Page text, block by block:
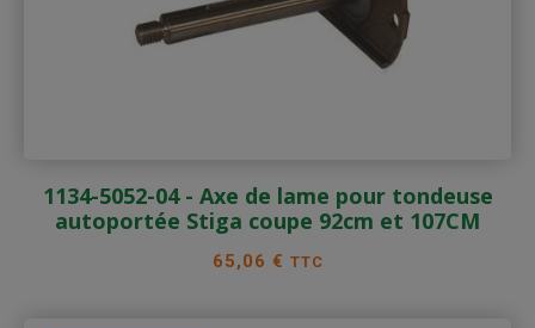
1134-5052-04 - Axe de lame pour tondeuse
autoportée Stiga coupe 92cm et 107CM
Prix
65,06 € TTC